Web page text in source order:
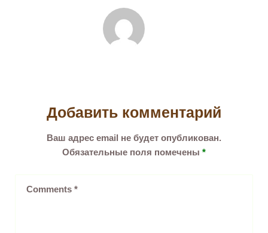
Добавить комментарий
Ваш адрес email не будет опубликован.
Обязательные поля помечены *